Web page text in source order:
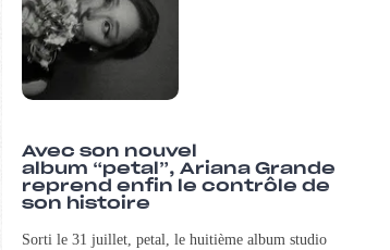
Avec son nouvel
album “petal”, Ariana Grande
reprend enfin le contrôle de
son histoire
Sorti le 31 juillet, petal, le huitième album studio